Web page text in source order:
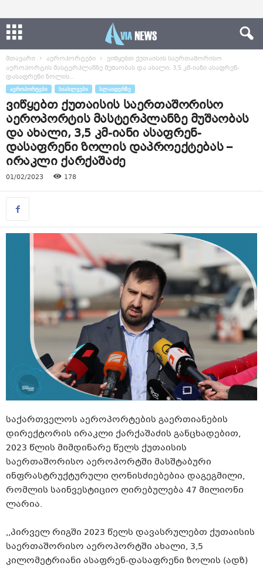
მთავარი აეროპორტები
ვიწყებთ ქუთაისის საერთაშორისო
აეროპორტის მასტერპლანზე მუშაობას და ახალი, 3,5 კმ-იანი ასაფრენ-
დასაფრენი ზოლის...
ᲐᲔᲠᲝᲞᲝᲠᲢᲔᲑᲘ ᲡᲘᲐᲮᲚᲔᲔᲑᲘ ᲡᲚᲐᲘᲓᲔᲠᲖᲔ
ვიწყებთ ქუთაისის საერთაშორისო
აეროპორტის მასტერპლანზე მუშაობას
და ახალი, 3,5 კმ-იანი ასაფრენ-
დასაფრენი ზოლის დაპროექტებას –
ირაკლი ქარქაშაძე
01/02/2023 178
საქართველოს აეროპორტების გაერთიანების
დირექტორის ირაკლი ქარქაშაძის განცხადებით,
2023 წლის მიმდინარე წელს ქუთაისის
საერთაშორისო აეროპორტში მასშტაბური
ინფრასტრუქტურული ღონისძიებებია დაგეგმილი,
რომლის საინვესტიციო ღირებულება 47 მილიონი
ლარია.
,,პირველ რიგში 2023 წელს დავასრულებთ ქუთაისის
საერთაშორისო აეროპორტში ახალი, 3,5
კილომეტრიანი ასაფრენ-დასაფრენი ზოლის (ადზ)